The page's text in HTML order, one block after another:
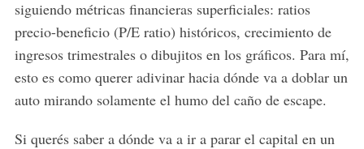
siguiendo métricas financieras superficiales: ratios
precio-beneficio (P/E ratio) históricos, crecimiento de
ingresos trimestrales o dibujitos en los gráficos. Para mí,
esto es como querer adivinar hacia dónde va a doblar un
auto mirando solamente el humo del caño de escape.
Si querés saber a dónde va a ir a parar el capital en un